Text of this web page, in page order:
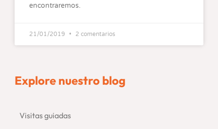
encontraremos.
21/01/2019 2 comentarios
Explore nuestro blog
Visitas guiadas
–